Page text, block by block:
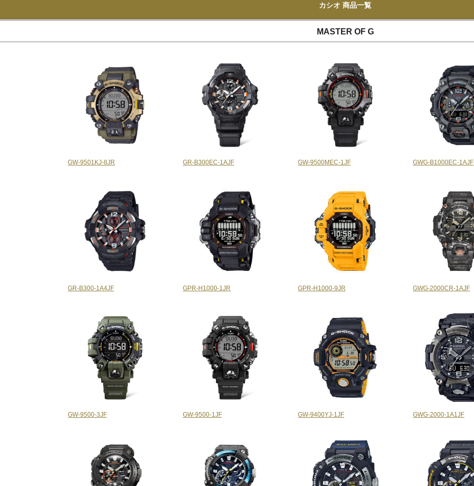
カシオ 商品一覧
MASTER OF G
GW-9501KJ-8JR GR-B300EC-1AJF GW-9500MEC-1JF GWG-B1000EC-1AJF
GR-B300-1A4JF GPR-H1000-1JR GPR-H1000-9JR GWG-2000CR-1AJF
GW-9500-3JF GW-9500-1JF GW-9400YJ-1JF GWG-2000-1A1JF